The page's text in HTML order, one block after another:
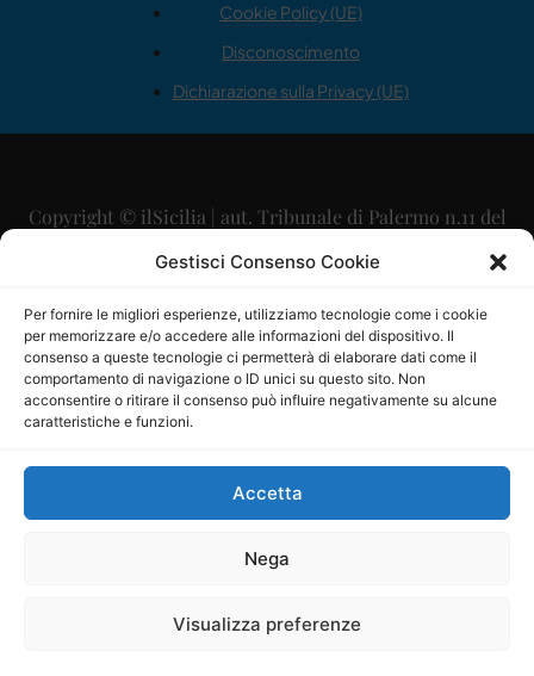
Gestisci Consenso Cookie
Per fornire le migliori esperienze, utilizziamo tecnologie come i cookie
per memorizzare e/o accedere alle informazioni del dispositivo. Il
consenso a queste tecnologie ci permetterà di elaborare dati come il
comportamento di navigazione o ID unici su questo sito. Non
acconsentire o ritirare il consenso può influire negativamente su alcune
caratteristiche e funzioni.
Accetta
Nega
Visualizza preferenze
Cookie Policy (UE)
Disconoscimento
Dichiarazione sulla Privacy (UE)
Copyright © ilSicilia | aut. Tribunale di Palermo n.11 del
29/09/2015
Direttore Editoriale: Maurizio Scaglione
Direttore Responsabile: Maria Calabrese
P.IVA: 06334930820
Mercurio Comunicazione Società Cooperativa a r.l. è
iscritta al Registro degli Operatori di Comunicazione al
Sito gestito daLa Digitale srl–info@ladigitale.it